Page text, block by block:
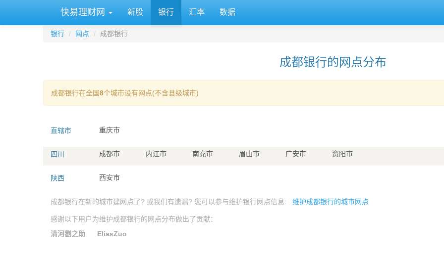
快易理财网 新股 银行 汇率 数据
银行 网点 成都银行
成都银行的网点分布
成都银行在全国8个城市设有网点(不含县级城市)
直辖市 重庆市
四川 成都市 内江市 南充市 眉山市 广安市 资阳市
陕西 西安市
成都银行在新的城市建网点了? 或我们有遗漏? 您可以参与维护银行网点信息: 维护成都银行的城市网点
感谢以下用户为维护成都银行的网点分布做出了贡献：
清河劉之助
EliasZuo